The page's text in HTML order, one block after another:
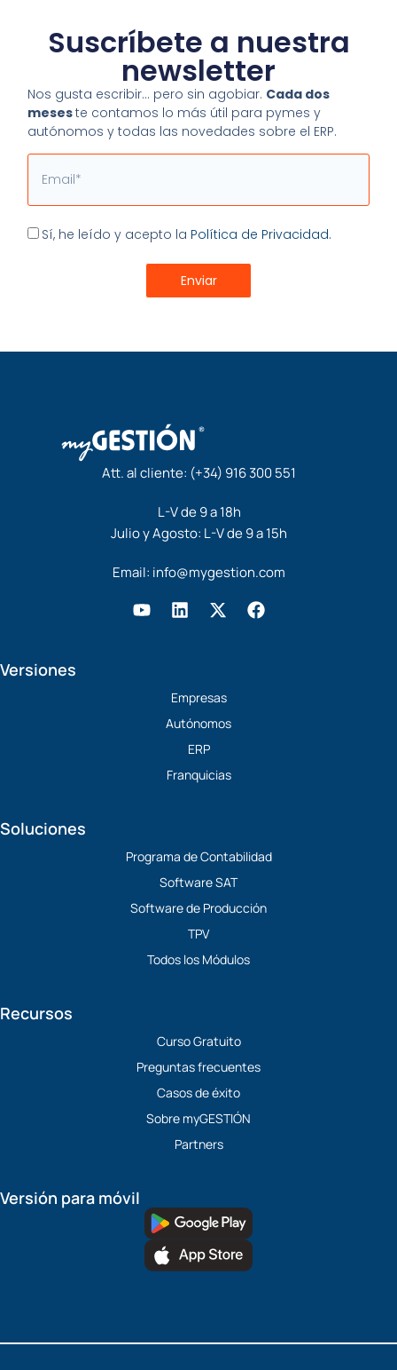
Suscríbete a nuestra
newsletter
Nos gusta escribir… pero sin agobiar. Cada dos
meseste contamos lo más útil para pymes y
autónomos y todas las novedades sobre el ERP.
Email
Aceptación
Sí, he leído y acepto la Política de Privacidad.
Enviar
Att. al cliente: (+34) 916 300 551
L-V de 9 a 18h
Julio y Agosto: L-V de 9 a 15h
Email: info@mygestion.com
Y L
d
i
n
X
t
t
e
F
a
Versiones
Empresas
Autónomos
ERP
Franquicias
Soluciones
Programa de Contabilidad
Software SAT
Software de Producción
TPV
Todos los Módulos
Recursos
Curso Gratuito
Preguntas frecuentes
Casos de éxito
Sobre myGESTIÓN
Partners
Versión para móvil